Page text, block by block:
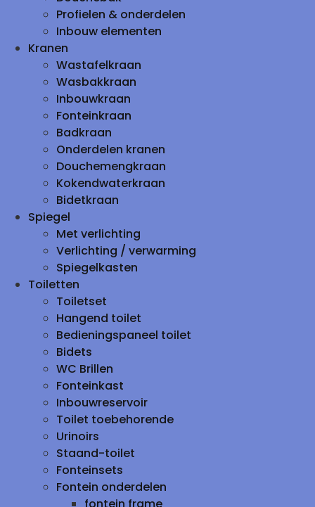
Profielen & onderdelen
Inbouw elementen
Kranen
Wastafelkraan
Wasbakkraan
Inbouwkraan
Fonteinkraan
Badkraan
Onderdelen kranen
Douchemengkraan
Kokendwaterkraan
Bidetkraan
Spiegel
Met verlichting
Verlichting / verwarming
Spiegelkasten
Toiletten
Toiletset
Hangend toilet
Bedieningspaneel toilet
Bidets
WC Brillen
Fonteinkast
Inbouwreservoir
Toilet toebehorende
Urinoirs
Staand-toilet
Fonteinsets
Fontein onderdelen
fontein frame